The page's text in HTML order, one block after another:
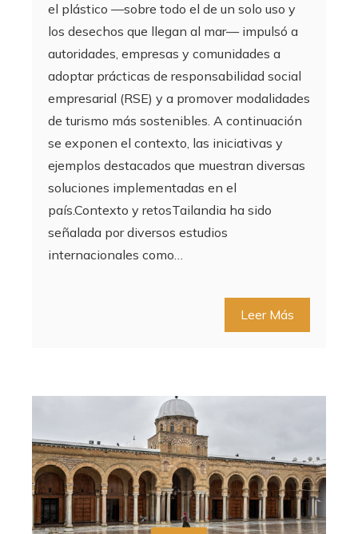
el plástico —sobre todo el de un solo uso y
los desechos que llegan al mar— impulsó a
autoridades, empresas y comunidades a
adoptar prácticas de responsabilidad social
empresarial (RSE) y a promover modalidades
de turismo más sostenibles. A continuación
se exponen el contexto, las iniciativas y
ejemplos destacados que muestran diversas
soluciones implementadas en el
país.Contexto y retosTailandia ha sido
señalada por diversos estudios
internacionales como…
Leer Más